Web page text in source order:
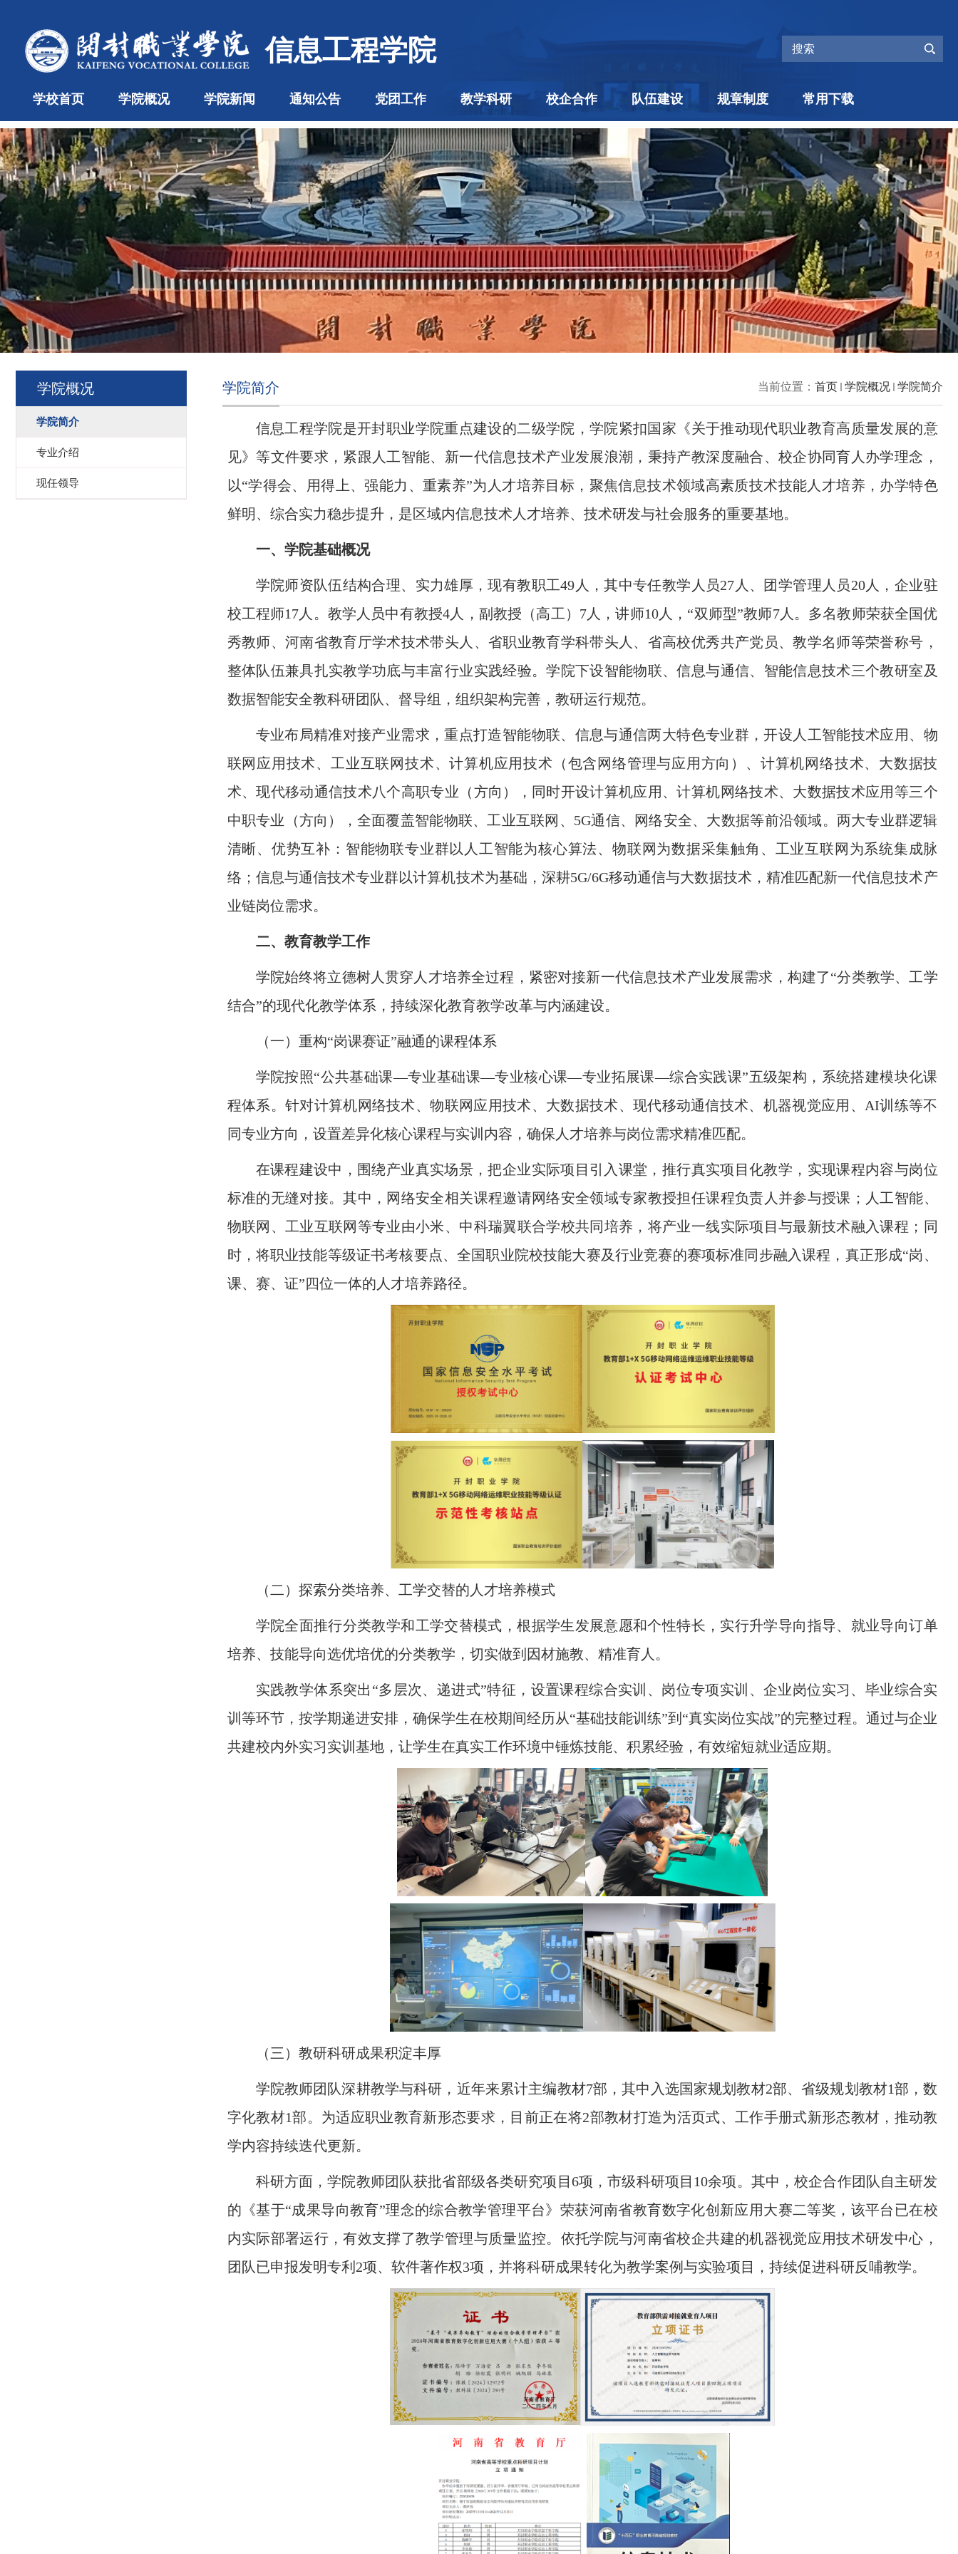
信息工程学院
学校首页 学院概况 学院新闻 通知公告 党团工作 教学科研 校企合作 队伍建设 规章制度 常用下载
学院概况
学院简介
专业介绍
现任领导
当前位置： 首页 学院概况 学院简介
学院简介
信息工程学院是开封职业学院重点建设的二级学院，学院紧扣国家《关于推动现代职业教育高质量发展的意
见》等文件要求，紧跟人工智能、新一代信息技术产业发展浪潮，秉持产教深度融合、校企协同育人办学理念，
以“学得会、用得上、强能力、重素养”为人才培养目标，聚焦信息技术领域高素质技术技能人才培养，办学特色
鲜明、综合实力稳步提升，是区域内信息技术人才培养、技术研发与社会服务的重要基地。
一、学院基础概况
学院师资队伍结构合理、实力雄厚，现有教职工49人，其中专任教学人员27人、团学管理人员20人，企业驻
校工程师17人。教学人员中有教授4人，副教授（高工）7人，讲师10人，“双师型”教师7人。多名教师荣获全国优
秀教师、河南省教育厅学术技术带头人、省职业教育学科带头人、省高校优秀共产党员、教学名师等荣誉称号，
整体队伍兼具扎实教学功底与丰富行业实践经验。学院下设智能物联、信息与通信、智能信息技术三个教研室及
数据智能安全教科研团队、督导组，组织架构完善，教研运行规范。
专业布局精准对接产业需求，重点打造智能物联、信息与通信两大特色专业群，开设人工智能技术应用、物
联网应用技术、工业互联网技术、计算机应用技术（包含网络管理与应用方向）、计算机网络技术、大数据技
术、现代移动通信技术八个高职专业（方向），同时开设计算机应用、计算机网络技术、大数据技术应用等三个
中职专业（方向），全面覆盖智能物联、工业互联网、5G通信、网络安全、大数据等前沿领域。两大专业群逻辑
清晰、优势互补：智能物联专业群以人工智能为核心算法、物联网为数据采集触角、工业互联网为系统集成脉
络；信息与通信技术专业群以计算机技术为基础，深耕5G/6G移动通信与大数据技术，精准匹配新一代信息技术产
业链岗位需求。
二、教育教学工作
学院始终将立德树人贯穿人才培养全过程，紧密对接新一代信息技术产业发展需求，构建了“分类教学、工学
结合”的现代化教学体系，持续深化教育教学改革与内涵建设。
（一）重构“岗课赛证”融通的课程体系
学院按照“公共基础课—专业基础课—专业核心课—专业拓展课—综合实践课”五级架构，系统搭建模块化课
程体系。针对计算机网络技术、物联网应用技术、大数据技术、现代移动通信技术、机器视觉应用、AI训练等不
同专业方向，设置差异化核心课程与实训内容，确保人才培养与岗位需求精准匹配。
在课程建设中，围绕产业真实场景，把企业实际项目引入课堂，推行真实项目化教学，实现课程内容与岗位
标准的无缝对接。其中，网络安全相关课程邀请网络安全领域专家教授担任课程负责人并参与授课；人工智能、
物联网、工业互联网等专业由小米、中科瑞翼联合学校共同培养，将产业一线实际项目与最新技术融入课程；同
时，将职业技能等级证书考核要点、全国职业院校技能大赛及行业竞赛的赛项标准同步融入课程，真正形成“岗、
课、赛、证”四位一体的人才培养路径。
（二）探索分类培养、工学交替的人才培养模式
学院全面推行分类教学和工学交替模式，根据学生发展意愿和个性特长，实行升学导向指导、就业导向订单
培养、技能导向选优培优的分类教学，切实做到因材施教、精准育人。
实践教学体系突出“多层次、递进式”特征，设置课程综合实训、岗位专项实训、企业岗位实习、毕业综合实
训等环节，按学期递进安排，确保学生在校期间经历从“基础技能训练”到“真实岗位实战”的完整过程。通过与企业
共建校内外实习实训基地，让学生在真实工作环境中锤炼技能、积累经验，有效缩短就业适应期。
（三）教研科研成果积淀丰厚
学院教师团队深耕教学与科研，近年来累计主编教材7部，其中入选国家规划教材2部、省级规划教材1部，数
字化教材1部。为适应职业教育新形态要求，目前正在将2部教材打造为活页式、工作手册式新形态教材，推动教
学内容持续迭代更新。
科研方面，学院教师团队获批省部级各类研究项目6项，市级科研项目10余项。其中，校企合作团队自主研发
的《基于“成果导向教育”理念的综合教学管理平台》荣获河南省教育数字化创新应用大赛二等奖，该平台已在校
内实际部署运行，有效支撑了教学管理与质量监控。依托学院与河南省校企共建的机器视觉应用技术研发中心，
团队已申报发明专利2项、软件著作权3项，并将科研成果转化为教学案例与实验项目，持续促进科研反哺教学。